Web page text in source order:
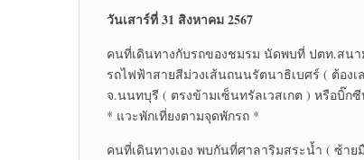
วันเสาร์ที่ 31 สิงหาคม 2567
คนที่เดินทางกับรถของชมรม นัดพบที่ ปตท.สนา
รถไฟฟ้าสายสีม่วงเส้นถนนรัตนาธิเบศร์ ( ต้อง
จ.นนทบุรี ( ตรงข้ามเซ็นทรัลเวสเกต ) หรือบิ๊ก
* แวะพักเที่ยงตามจุดพักรถ *
คนที่เดินทางเอง พบกันที่ศาลาริมสระน้ำ ( ซ้า